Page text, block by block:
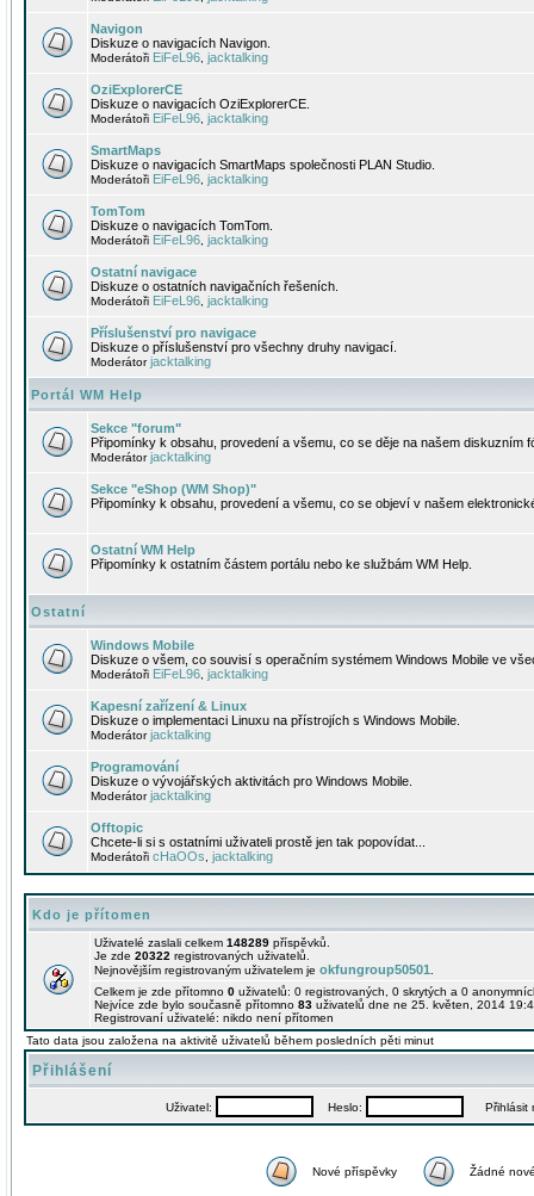
Navigon
Diskuze o navigacích Navigon.
Moderátoři EiFeL96 jacktalking
OziExplorerCE
Diskuze o navigacích OziExplorerCE.
Moderátoři EiFeL96 jacktalking
SmartMaps
Diskuze o navigacích SmartMaps společnosti PLAN Studio.
Moderátoři EiFeL96 jacktalking
TomTom
Diskuze o navigacích TomTom.
Moderátoři EiFeL96 jacktalking
Ostatní navigace
Diskuze o ostatních navigačních řešeních.
Moderátoři EiFeL96 jacktalking
Příslušenství pro navigace
Diskuze o příslušenství pro všechny druhy navigací.
Moderátorjacktalking
Portál WM Help
Sekce "forum"
Připomínky k obsahu, provedení a všemu, co se děje na našem diskuzním
Moderátorjacktalking
Sekce "eShop (WM Shop)"
Připomínky k obsahu, provedení a všemu, co se objeví v našem
Ostatní WM Help
Připomínky k ostatním částem portálu nebo ke službám WM Help.
Ostatní
Windows Mobile
Diskuze o všem, co souvisí s operačním systémem Windows Mobile ve
Moderátoři EiFeL96 jacktalking
Kapesní zařízení & Linux
Diskuze o implementaci Linuxu na přístrojích s Windows Mobile.
Moderátorjacktalking
Programování
Diskuze o vývojářských aktivitách pro Windows Mobile.
Moderátorjacktalking
Offtopic
Chcete-li si s ostatními uživateli prostě jen tak popovídat...
Moderátoři cHaOOs jacktalking
Kdo je přítomen
Uživatelé zaslali celkem 148289 příspěvků.
Je zde 20322 registrovaných uživatelů.
Nejnovějším registrovaným uživatelem je okfungroup50501
Celkem je zde přítomno 0 uživatelů: 0 registrovaných, 0 skrytých a 0
Nejvíce zde bylo současně přítomno 83 uživatelů dne ne 25. květen, 2014
Registrovaní uživatelé: nikdo není přítomen
Tato data jsou založena na aktivitě uživatelů během posledních pěti minut
Přihlášení
Uživatel: Heslo: Přihlásit
Nové příspěvky Žádné